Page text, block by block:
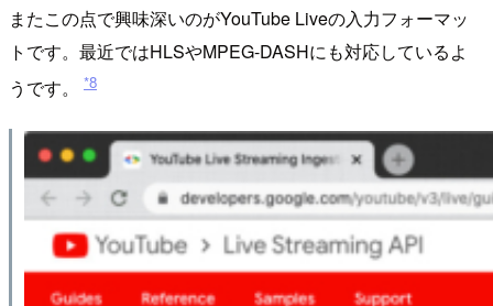
またこの点で興味深いのがYouTube Liveの入力フォーマッ
トです。最近ではHLSやMPEG-DASHにも対応しているよ
うです。
*8